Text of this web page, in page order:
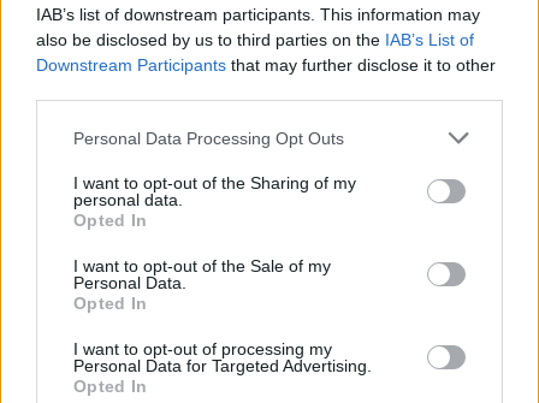
IAB’s list of downstream participants. This information may
also be disclosed by us to third parties on the IAB’s List of
Downstream Participants that may further disclose it to other
Personal Data Processing Opt Outs
I want to opt-out of the Sharing of my
personal data.
Opted In
I want to opt-out of the Sale of my
Personal Data.
Opted In
I want to opt-out of processing my
Personal Data for Targeted Advertising.
Opted In
Monsaraz a 13 e 14 de agosto
O Centro Hípico Municipal de Reguengos de Monsaraz recebe,
nos dias 13 e 14...